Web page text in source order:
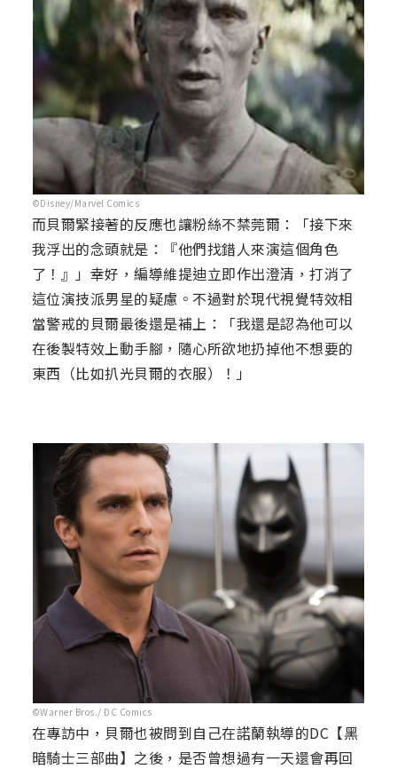
©Disney/Marvel Comics
而貝爾緊接著的反應也讓粉絲不禁莞爾：「接下來
我浮出的念頭就是：『他們找錯人來演這個角色
了！』」幸好，編導維提迪立即作出澄清，打消了
這位演技派男星的疑慮。不過對於現代視覺特效相
當警戒的貝爾最後還是補上：「我還是認為他可以
在後製特效上動手腳，隨心所欲地扔掉他不想要的
東西（比如扒光貝爾的衣服）！」
©Warner Bros./ DC Comics
在專訪中，貝爾也被問到自己在諾蘭執導的DC【黑
暗騎士三部曲】之後，是否曾想過有一天還會再回